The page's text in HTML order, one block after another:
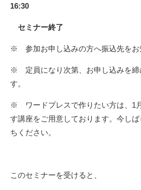
16:30
セミナー終了
※ 参加お申し込みの方へ振込先をお
※ 定員になり次第、お申し込みを締
す。
※ ワードプレスで作りたい方は、1
す講座をご用意しております。今し
ちください。
このセミナーを受けると、